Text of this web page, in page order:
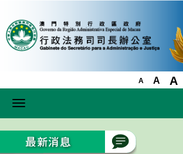
A A A
Toggle